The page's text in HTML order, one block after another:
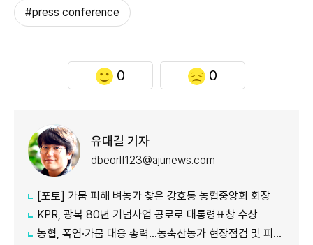
#press conference
0 0
유대길 기자
dbeorlf123@ajunews.com
[포토] 가뭄 피해 벼농가 찾은 강호동 농협중앙회 회장
KPR, 광복 80년 기념사업 공로로 대통령표창 수상
농협, 폭염·가뭄 대응 총력...농축산농가 현장점검 및 피해 예방 강화